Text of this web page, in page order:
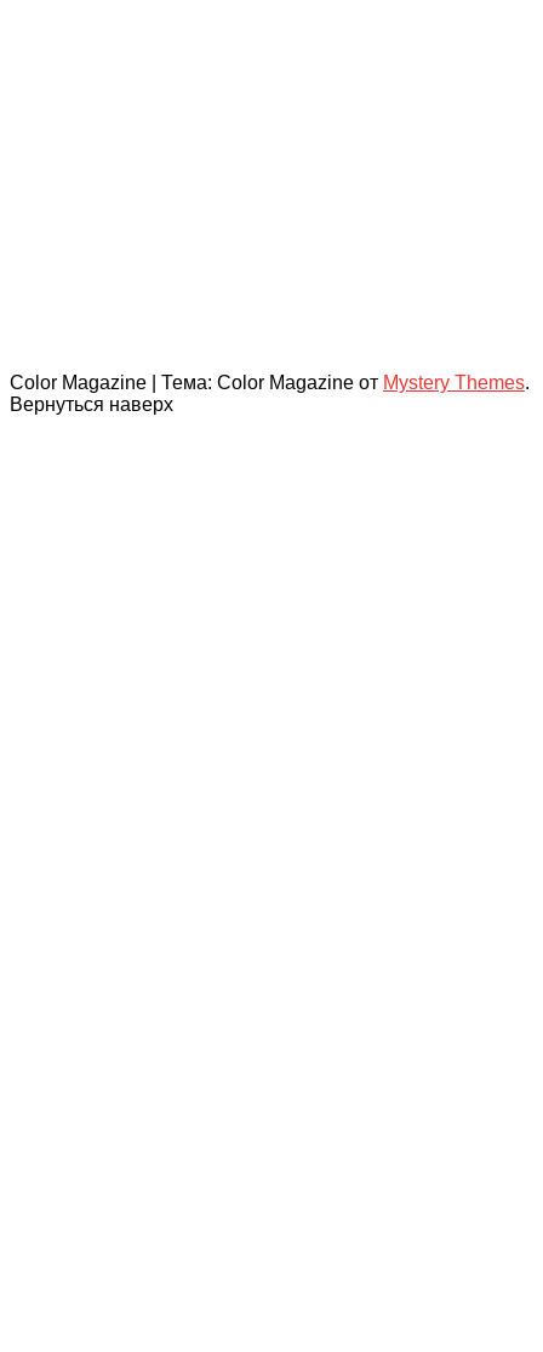
Color Magazine Тема: Color Magazine от Mystery Themes.
Вернуться наверх